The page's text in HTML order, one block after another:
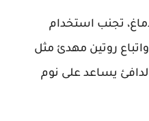
تجنب استخدام
واتباع روتين مهدئ مثل
يساعد على نوم